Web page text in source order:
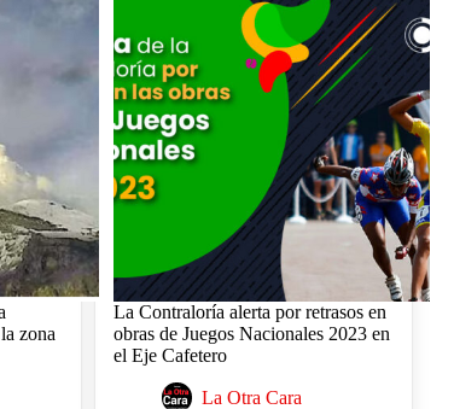
zona
La Contraloría alerta por retrasos en
obras de Juegos Nacionales 2023 en
el Eje Cafetero
La Otra Cara